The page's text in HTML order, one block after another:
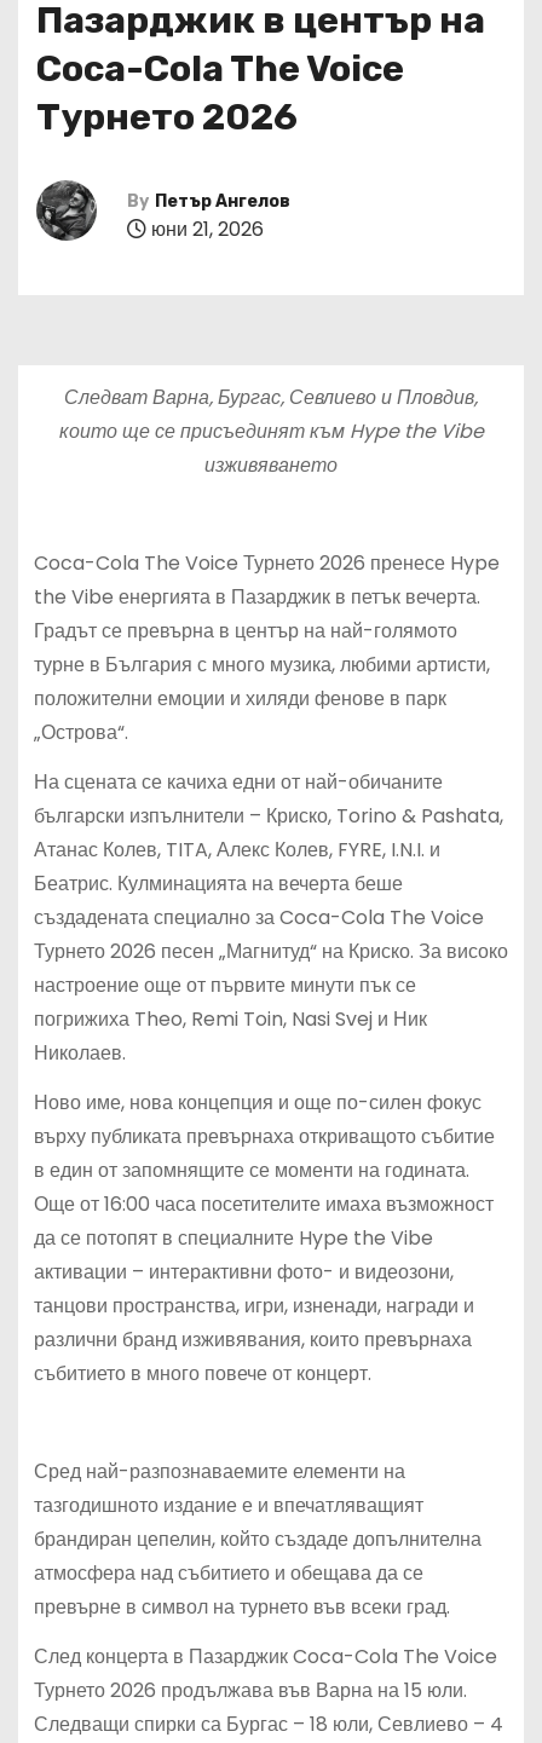
Пазарджик в център на
Coca-Cola The Voice
Турнето 2026
By Петър Ангелов
юни 21, 2026
Следват Варна, Бургас, Севлиево и Пловдив,
които ще се присъединят към Hype the Vibe
изживяването
Coca-Cola The Voice Турнето 2026 пренесе Hype
the Vibe енергията в Пазарджик в петък вечерта.
Градът се превърна в център на най-голямото
турне в България с много музика, любими артисти,
положителни емоции и хиляди фенове в парк
„Острова“.
На сцената се качиха едни от най-обичаните
български изпълнители – Криско, Torino & Pashata,
Атанас Колев, TITA, Алекс Колев, FYRE, I.N.I. и
Беатрис. Кулминацията на вечерта беше
създадената специално за Coca-Cola The Voice
Турнето 2026 песен „Магнитуд“ на Криско. За високо
настроение още от първите минути пък се
погрижиха Theo, Remi Toin, Nasi Svej и Ник
Николаев.
Ново име, нова концепция и още по-силен фокус
върху публиката превърнаха откриващото събитие
в един от запомнящите се моменти на годината.
Още от 16:00 часа посетителите имаха възможност
да се потопят в специалните Hype the Vibe
активации – интерактивни фото- и видеозони,
танцови пространства, игри, изненади, награди и
различни бранд изживявания, които превърнаха
събитието в много повече от концерт.
Сред най-разпознаваемите елементи на
тазгодишното издание е и впечатляващият
брандиран цепелин, който създаде допълнителна
атмосфера над събитието и обещава да се
превърне в символ на турнето във всеки град.
След концерта в Пазарджик Coca-Cola The Voice
Турнето 2026 продължава във Варна на 15 юли.
Следващи спирки са Бургас – 18 юли, Севлиево – 4